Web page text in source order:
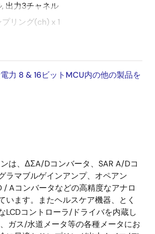
出力3チャネル
リング(ch) x 1
x 7
A/Dコンバータ(ch) x 3
2M, 3M, 4M, 6M, 8M, 12M, 24MHz
ワーオンリセット, 低電圧検出
力 8 & 16ビットMCU内の他の製品を
は、ΔΣA/Dコンバータ、SAR A/Dコ
ラマブルゲインアンプ、オペアン
/ Aコンバータなどの高精度なアナロ
います。またヘルスケア機器、とく
LCDコントローラ/ドライバを内蔵し
ガス/水道メータ等の各種メータにお